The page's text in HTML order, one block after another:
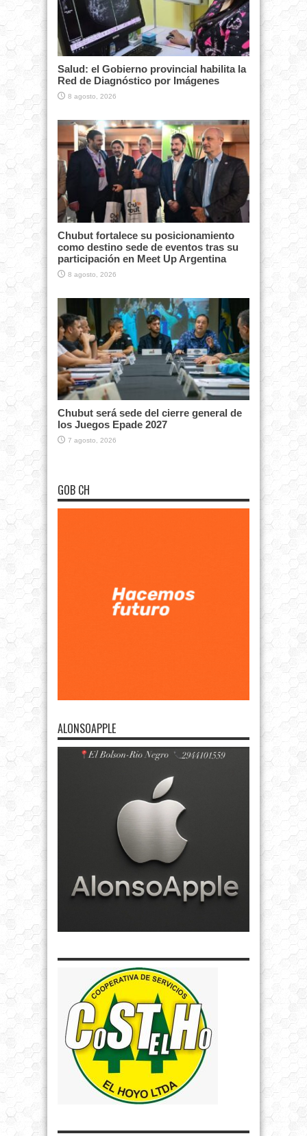
Salud: el Gobierno provincial habilita la
Red de Diagnóstico por Imágenes
8 agosto, 2026
Chubut fortalece su posicionamiento
como destino sede de eventos tras su
participación en Meet Up Argentina
8 agosto, 2026
Chubut será sede del cierre general de
los Juegos Epade 2027
7 agosto, 2026
GOB CH
ALONSOAPPLE